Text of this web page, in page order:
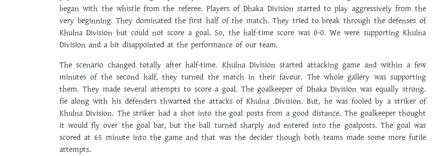
began with the whistle from the referee. Players of Dhaka Division started to play aggressively from the
very beginning. They dominated the first half of the match. They tried to break through the defenses of
Khulna Division but could not score a goal. So, the half-time score was 0-0. We were supporting Khulna
Division and a bit disappointed at the performance of our team.
The scenario changed totally after half-time. Khulna Division started attacking game and within a few
minutes of the second half, they turned the match in their favour. The whole gallery was supporting
them. They made several attempts to score a goal. The goalkeeper of Dhaka Division was equally strong.
fie along with his defenders thwarted the attacks of Khulna .Division. But, he was fooled by a striker of
Khulna Division. The striker had a shot into the goal posts from a good distance. The goalkeeper thought
it would fly over the goal bar, but the ball turned sharply and entered into the goalposts. The goal was
scored at 65 minute into the game and that was the decider though both teams made some more futile
attempts.